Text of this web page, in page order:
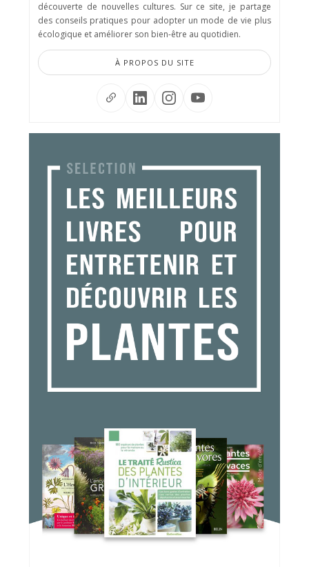
découverte de nouvelles cultures. Sur ce site, je partage
des conseils pratiques pour adopter un mode de vie plus
écologique et améliorer son bien-être au quotidien.
À PROPOS DU SITE